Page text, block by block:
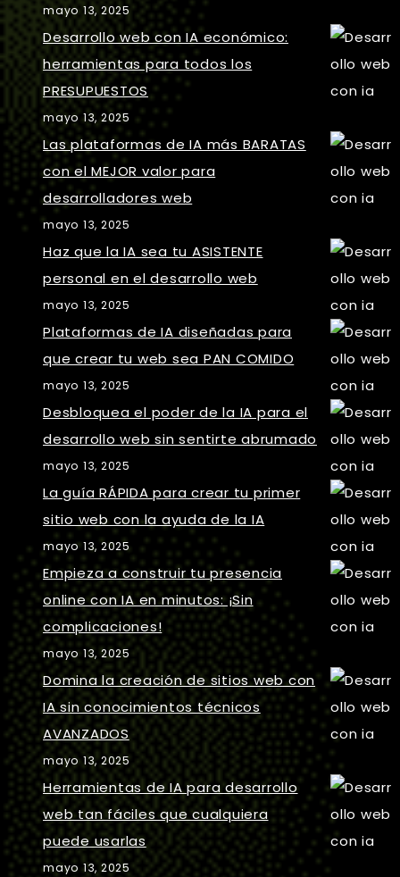
mayo 13, 2025
Desarrollo web con IA económico:
herramientas para todos los
PRESUPUESTOS
mayo 13, 2025
Las plataformas de IA más BARATAS
con el MEJOR valor para
desarrolladores web
mayo 13, 2025
Haz que la IA sea tu ASISTENTE
personal en el desarrollo web
mayo 13, 2025
Plataformas de IA diseñadas para
que crear tu web sea PAN COMIDO
mayo 13, 2025
Desbloquea el poder de la IA para el
desarrollo web sin sentirte abrumado
mayo 13, 2025
La guía RÁPIDA para crear tu primer
sitio web con la ayuda de la IA
mayo 13, 2025
Empieza a construir tu presencia
online con IA en minutos: ¡Sin
complicaciones!
mayo 13, 2025
Domina la creación de sitios web con
IA sin conocimientos técnicos
AVANZADOS
mayo 13, 2025
Herramientas de IA para desarrollo
web tan fáciles que cualquiera
puede usarlas
mayo 13, 2025